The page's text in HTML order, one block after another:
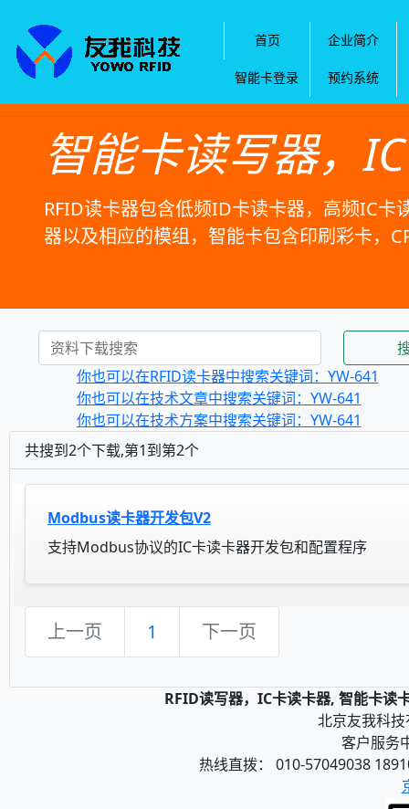
首页 企业简介
智能卡登录 预约系统
智能卡读写器，
RFID读卡器包含低频ID卡读卡器，高频IC卡
器以及相应的模组，智能卡包含印刷彩卡，
你也可以在RFID读卡器中搜索关键词：YW-641
你也可以在技术文章中搜索关键词：YW-641
你也可以在技术方案中搜索关键词：YW-641
共搜到2个下载,第1到第2个
Modbus读卡器开发包V2
支持Modbus协议的IC卡读卡器开发包和配置程序
上一页 1 下一页
RFID读写器，IC卡读卡器, 智能卡读
北京友我科
客户服务
热线直拨： 010-57049038